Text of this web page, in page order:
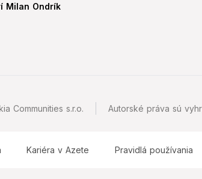
Milan Ondrík
Communities s.r.o. Autorské práva sú
Kariéra v Azete Pravidlá používania